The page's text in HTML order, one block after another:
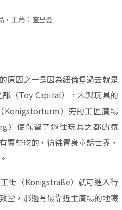
，主角：查里曼
原因之一是因為紐倫堡過去就是
（Toy Capital），木製玩具的
Königstorturm）旁的工匠廣場
）便保留了過往玩具之都的氛
賣些吃的，彷彿置身童話世界，
街（Königstraße）就可進入行
堂，那邊有最靠近主廣場的地鐵